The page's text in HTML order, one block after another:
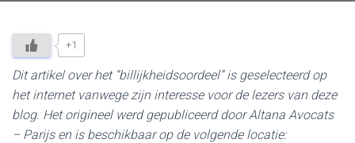
+1
Dit artikel over het “billijkheidsoordeel” is geselecteerd op
het internet vanwege zijn interesse voor de lezers van deze
blog. Het origineel werd gepubliceerd door Altana Avocats
– Parijs en is beschikbaar op de volgende locatie: